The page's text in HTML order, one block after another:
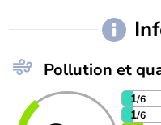
Pollution et
1/6
1/6